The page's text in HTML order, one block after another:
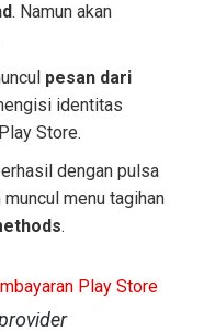
. Namun akan
pesan dari
identitas
Store.
dengan pulsa
menu tagihan
.